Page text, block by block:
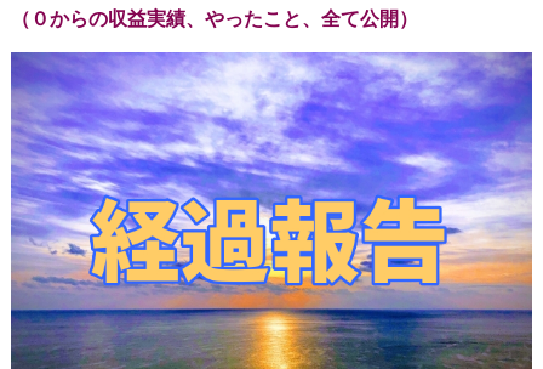
（０からの収益実績、やったこと、全て公開）